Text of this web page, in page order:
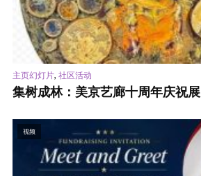
主页幻灯片, 社区活动
集树成林：美京艺廊十周年庆祝展
视频